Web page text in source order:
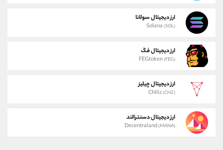
ارز دیجیتال سولانا
Solana (SOL)
ارز دیجیتال فگ
FEGtoken(FEG)
ارز دیجیتال چیلیز
Chiliz(CHZ)
ارز دیجیتال دسنترالند
Decentraland(MANA)